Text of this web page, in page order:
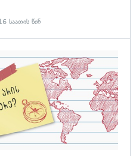
საათის წინ